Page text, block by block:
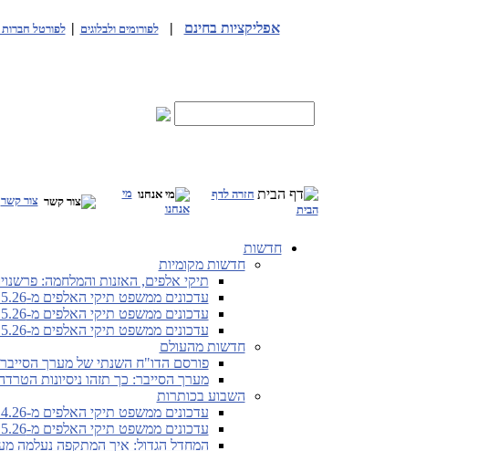
אפליקציות בחינם | לפורומים ולבלוגים | לפורטל
חזרה לדף
הבית
מי
אנחנו
צור קשר
חדשות
חדשות מקומיות
תיקי אלפים, האזנות והמלחמה: פרשנויות
עדכונים ממשפט תיקי האלפים מ-25.5.26 ועד 26.6.26
עדכונים ממשפט תיקי האלפים מ-19.5.26 ועד 24.5.26
עדכונים ממשפט תיקי האלפים מ-12.5.26 ועד 18.5.26
חדשות מהעולם
פורסם הדו"ח השנתי של מערך הסייבר
מערך הסייבר: כך תזהו ניסיונות
השבוע בכותרות
עדכונים ממשפט תיקי האלפים מ-28.4.26 ועד 4.5.26
עדכונים ממשפט תיקי האלפים מ-5.5.26 ועד 11.5.26
המחדל הגדול: איך המתקפה נעלמה